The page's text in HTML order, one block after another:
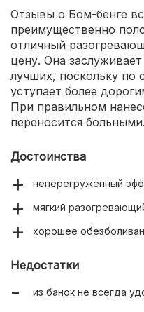
Отзывы о Бом-бенге
преимущественно
отличный
цену. Она
лучших, поскольку по
уступает более
При правильном
переносится больными.
Достоинства
неперегруженный
мягкий
хорошее
Недостатки
из банок не всегда